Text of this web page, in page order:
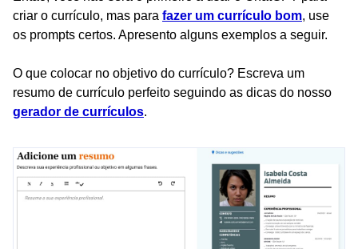
criar o currículo, mas para fazer um currículo bom, use
os prompts certos. Apresento alguns exemplos a seguir.
O que colocar no objetivo do currículo? Escreva um
resumo de currículo perfeito seguindo as dicas do nosso
gerador de currículos.